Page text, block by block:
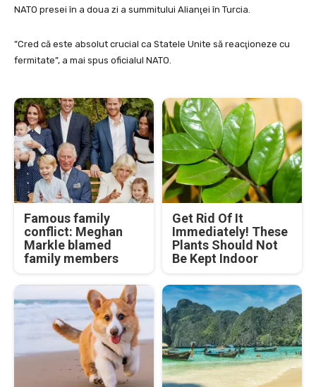
NATO presei în a doua zi a summitului Alianţei în Turcia.
”Cred că este absolut crucial ca Statele Unite să reacţioneze cu
fermitate”, a mai spus oficialul NATO.
Famous family
conflict: Meghan
Markle blamed
family members
Get Rid Of It
Immediately! These
Plants Should Not
Be Kept Indoor